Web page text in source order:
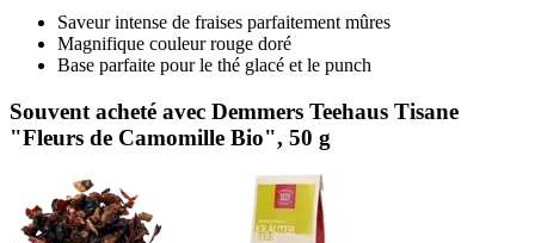
Saveur intense de fraises parfaitement mûres
Magnifique couleur rouge doré
Base parfaite pour le thé glacé et le punch
Souvent acheté avec Demmers Teehaus Tisane
"Fleurs de Camomille Bio", 50 g